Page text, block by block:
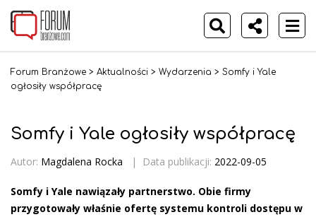
Forum Branżowe > Aktualności > Wydarzenia > Somfy i Yale
ogłosiły współpracę
Somfy i Yale ogłosiły współpracę
Autor: Magdalena Rocka | Data publikacji: 2022-09-05
Somfy i Yale nawiązały partnerstwo. Obie firmy
przygotowały właśnie ofertę systemu kontroli dostępu w